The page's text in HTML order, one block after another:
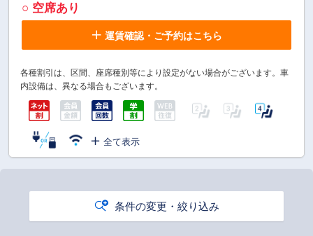
○ 空席あり
運賃確認・ご予約はこちら
各種割引は、区間、座席種別等により設定がない場合がございます。車
内設備は、異なる場合もございます。
全て表示
条件の変更・絞り込み